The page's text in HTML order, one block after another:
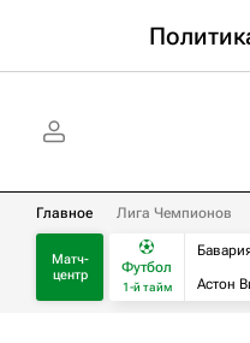
Главное Лига Чемпионов
Матч-
центр
Футбол
1-й тайм
Астон